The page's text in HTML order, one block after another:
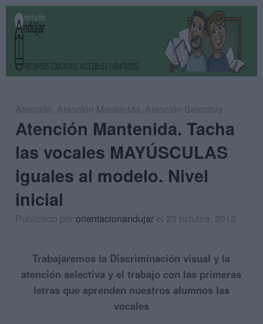
Atención, Atención Mantenida, Atención Selectiva
Atención Mantenida. Tacha
las vocales MAYÚSCULAS
iguales al modelo. Nivel
inicial
Publicado pororientacionandujar el 23 octubre, 2012
Trabajaremos la Discriminación visual y la
atención selectiva y el trabajo con las primeras
letras que aprenden nuestros alumnos las
vocales